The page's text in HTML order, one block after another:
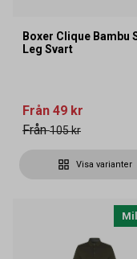
Boxer Clique Bambu
Leg Svart
Från 49 kr
Från 105 kr
Visa varianter